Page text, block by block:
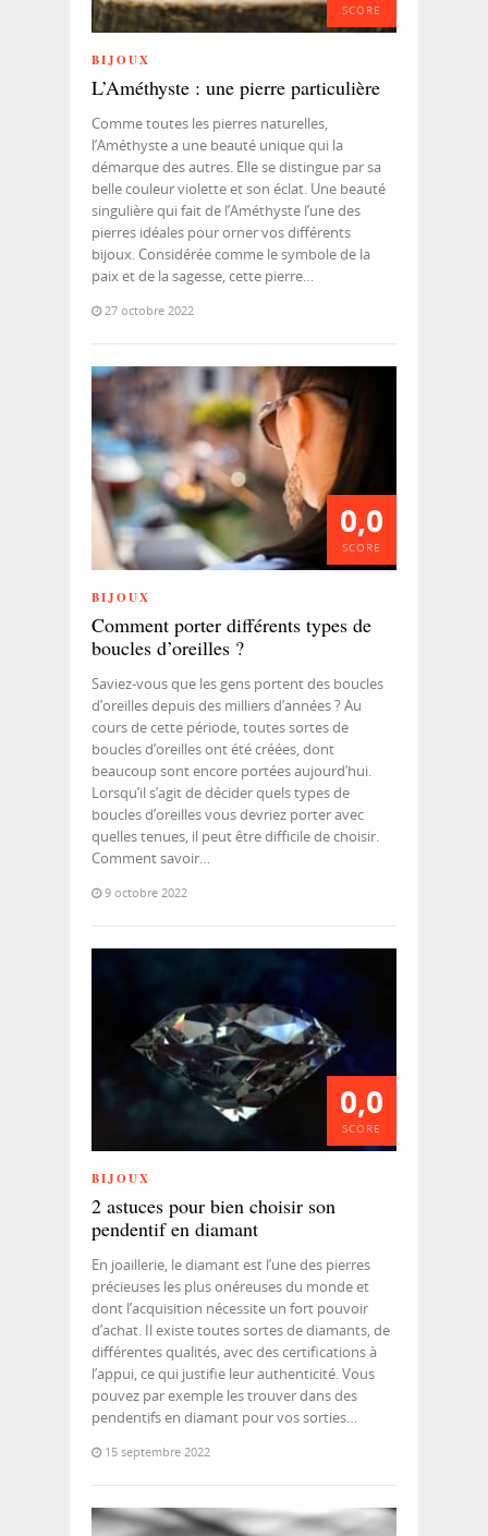
SCORE
BIJOUX
L’Améthyste : une pierre particulière
Comme toutes les pierres naturelles,
l’Améthyste a une beauté unique qui la
démarque des autres. Elle se distingue par sa
belle couleur violette et son éclat. Une beauté
singulière qui fait de l’Améthyste l’une des
pierres idéales pour orner vos différents
bijoux. Considérée comme le symbole de la
paix et de la sagesse, cette pierre…
27 octobre 2022
0,0
SCORE
BIJOUX
Comment porter différents types de
boucles d’oreilles ?
Saviez-vous que les gens portent des boucles
d’oreilles depuis des milliers d’années ? Au
cours de cette période, toutes sortes de
boucles d’oreilles ont été créées, dont
beaucoup sont encore portées aujourd’hui.
Lorsqu’il s’agit de décider quels types de
boucles d’oreilles vous devriez porter avec
quelles tenues, il peut être difficile de choisir.
Comment savoir…
9 octobre 2022
0,0
SCORE
BIJOUX
2 astuces pour bien choisir son
pendentif en diamant
En joaillerie, le diamant est l’une des pierres
précieuses les plus onéreuses du monde et
dont l’acquisition nécessite un fort pouvoir
d’achat. Il existe toutes sortes de diamants, de
différentes qualités, avec des certifications à
l’appui, ce qui justifie leur authenticité. Vous
pouvez par exemple les trouver dans des
pendentifs en diamant pour vos sorties…
15 septembre 2022